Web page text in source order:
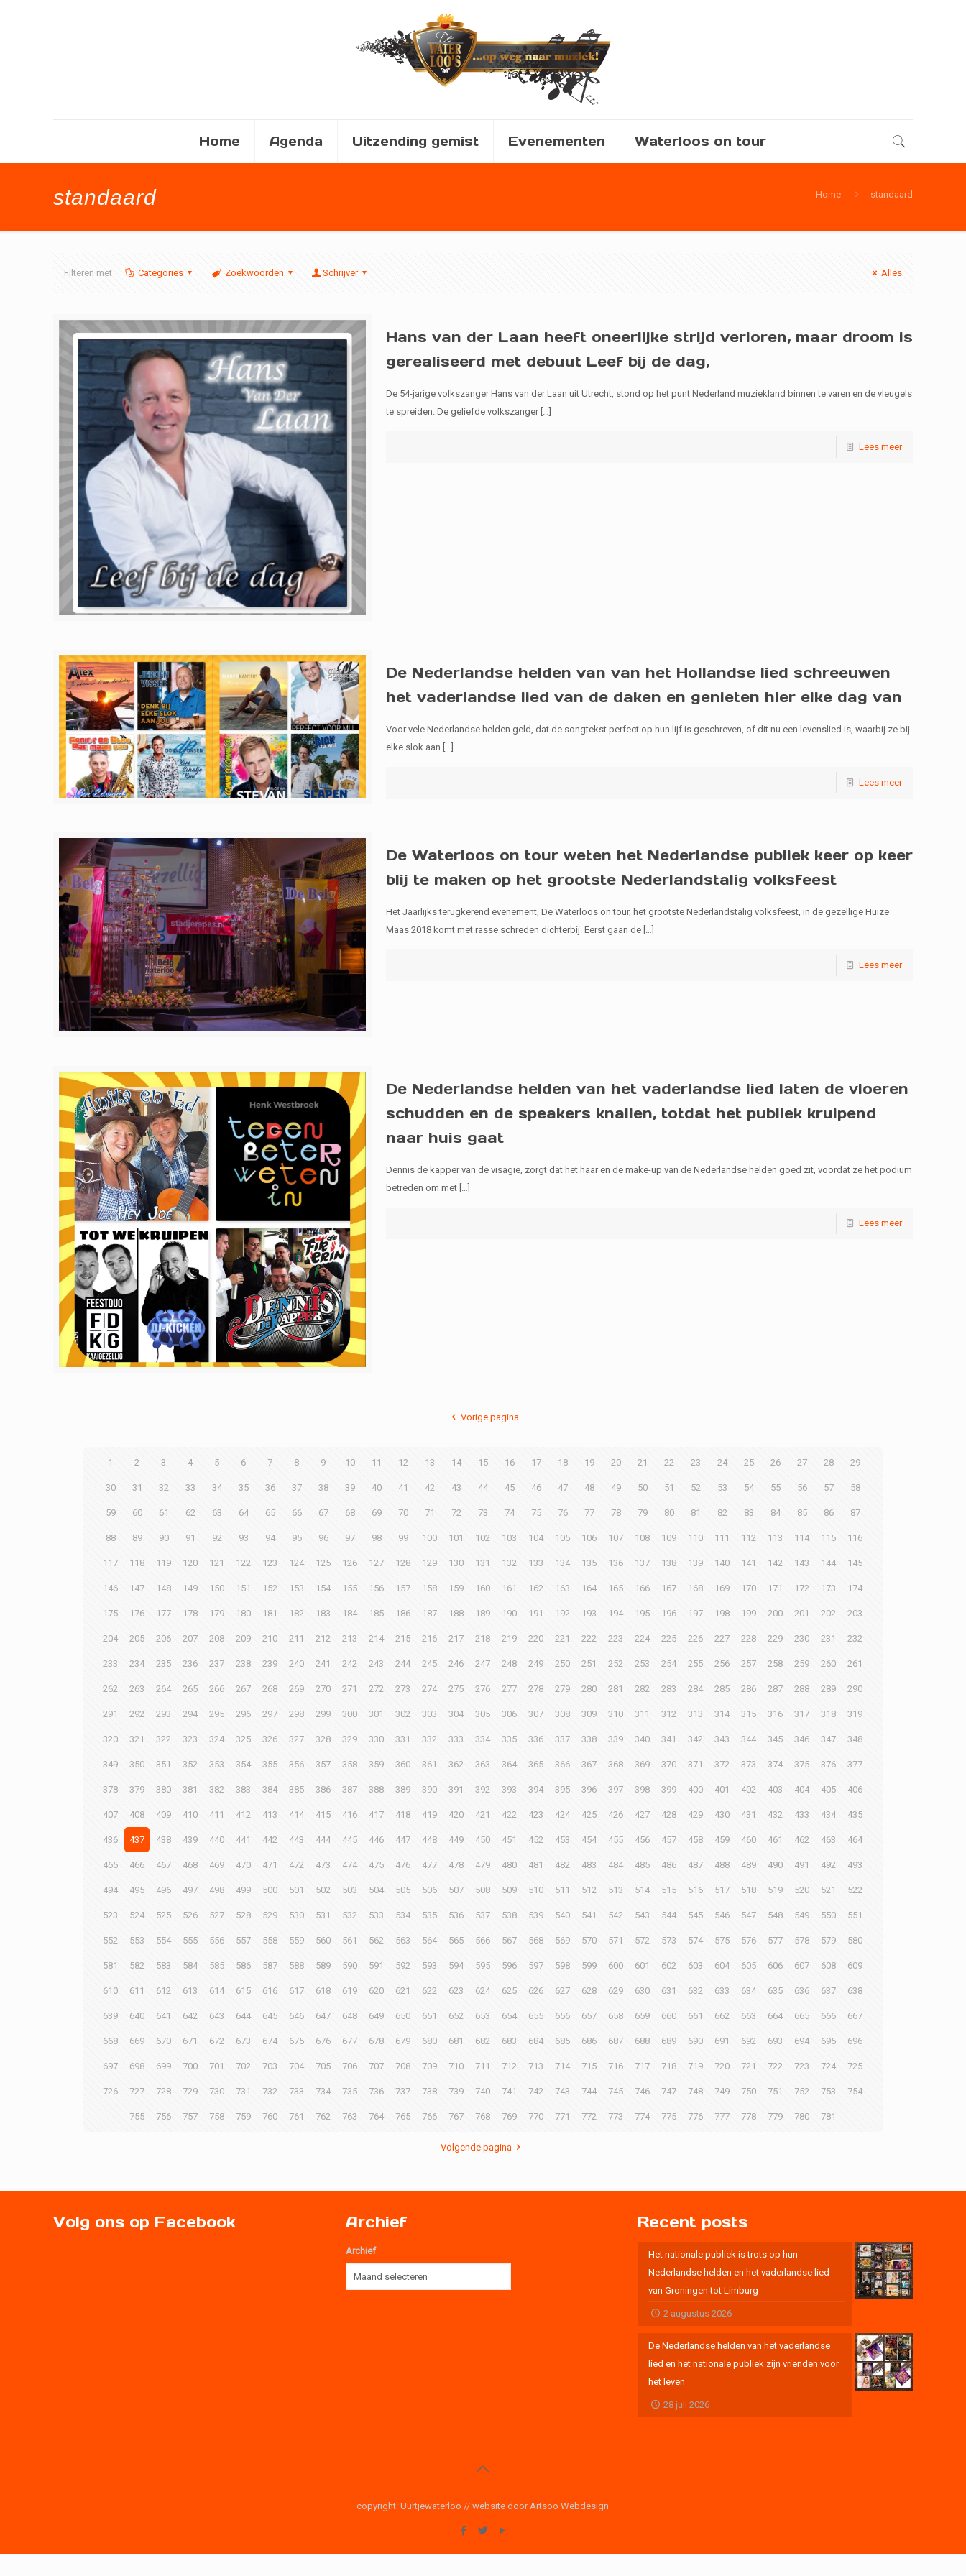
Home Agenda Uitzending gemist Evenementen Waterloos on tour
standaard Home standaard
Filteren met Categories Zoekwoorden Schrijver Alles
Hans van der Laan heeft oneerlijke strijd verloren, maar droom is
gerealiseerd met debuut Leef bij de dag,
De 54-jarige volkszanger Hans van der Laan uit Utrecht, stond op het punt Nederland muziekland binnen te varen en de vleugels
te spreiden. De geliefde volkszanger[…]
Lees meer
De Nederlandse helden van van het Hollandse lied schreeuwen
het vaderlandse lied van de daken en genieten hier elke dag van
Voor vele Nederlandse helden geld, dat de songtekst perfect op hun lijf is geschreven, of dit nu een levenslied is, waarbij ze bij
elke slok aan […]
Lees meer
De Waterloos on tour weten het Nederlandse publiek keer op keer
blij te maken op het grootste Nederlandstalig volksfeest
Het Jaarlijks terugkerend evenement, De Waterloos on tour, het grootste Nederlandstalig volksfeest, in de gezellige Huize
Maas 2018 komt met rasse schreden dichterbij. Eerst gaan de[…]
Lees meer
De Nederlandse helden van het vaderlandse lied laten de vloeren
schudden en de speakers knallen, totdat het publiek kruipend
naar huis gaat
Dennis de kapper van de visagie, zorgt dat het haar en de make-up van de Nederlandse helden goed zit, voordat ze het podium
betreden om met[…]
Lees meer
Vorige pagina
1 2 3 4 5 6 7 8 9 10 11 12 13 14 15 16 17 18 19 20 21 22 23 24 25 26 27 28 29
30 31 32 33 34 35 36 37 38 39 40 41 42 43 44 45 46 47 48 49 50 51 52 53 54 55 56 57 58
59 60 61 62 63 64 65 66 67 68 69 70 71 72 73 74 75 76 77 78 79 80 81 82 83 84 85 86 87
88 89 90 91 92 93 94 95 96 97 98 99 100 101 102 103 104 105 106 107 108 109 110 111 112 113 114 115 116
117 118 119 120 121 122 123 124 125 126 127 128 129 130 131 132 133 134 135 136 137 138 139 140 141 142 143 144 145
146 147 148 149 150 151 152 153 154 155 156 157 158 159 160 161 162 163 164 165 166 167 168 169 170 171 172 173 174
175 176 177 178 179 180 181 182 183 184 185 186 187 188 189 190 191 192 193 194 195 196 197 198 199 200 201 202 203
204 205 206 207 208 209 210 211 212 213 214 215 216 217 218 219 220 221 222 223 224 225 226 227 228 229 230 231 232
233 234 235 236 237 238 239 240 241 242 243 244 245 246 247 248 249 250 251 252 253 254 255 256 257 258 259 260 261
262 263 264 265 266 267 268 269 270 271 272 273 274 275 276 277 278 279 280 281 282 283 284 285 286 287 288 289 290
291 292 293 294 295 296 297 298 299 300 301 302 303 304 305 306 307 308 309 310 311 312 313 314 315 316 317 318 319
320 321 322 323 324 325 326 327 328 329 330 331 332 333 334 335 336 337 338 339 340 341 342 343 344 345 346 347 348
349 350 351 352 353 354 355 356 357 358 359 360 361 362 363 364 365 366 367 368 369 370 371 372 373 374 375 376 377
378 379 380 381 382 383 384 385 386 387 388 389 390 391 392 393 394 395 396 397 398 399 400 401 402 403 404 405 406
407 408 409 410 411 412 413 414 415 416 417 418 419 420 421 422 423 424 425 426 427 428 429 430 431 432 433 434 435
436 437 438 439 440 441 442 443 444 445 446 447 448 449 450 451 452 453 454 455 456 457 458 459 460 461 462 463 464
465 466 467 468 469 470 471 472 473 474 475 476 477 478 479 480 481 482 483 484 485 486 487 488 489 490 491 492 493
494 495 496 497 498 499 500 501 502 503 504 505 506 507 508 509 510 511 512 513 514 515 516 517 518 519 520 521 522
523 524 525 526 527 528 529 530 531 532 533 534 535 536 537 538 539 540 541 542 543 544 545 546 547 548 549 550 551
552 553 554 555 556 557 558 559 560 561 562 563 564 565 566 567 568 569 570 571 572 573 574 575 576 577 578 579 580
581 582 583 584 585 586 587 588 589 590 591 592 593 594 595 596 597 598 599 600 601 602 603 604 605 606 607 608 609
610 611 612 613 614 615 616 617 618 619 620 621 622 623 624 625 626 627 628 629 630 631 632 633 634 635 636 637 638
639 640 641 642 643 644 645 646 647 648 649 650 651 652 653 654 655 656 657 658 659 660 661 662 663 664 665 666 667
668 669 670 671 672 673 674 675 676 677 678 679 680 681 682 683 684 685 686 687 688 689 690 691 692 693 694 695 696
697 698 699 700 701 702 703 704 705 706 707 708 709 710 711 712 713 714 715 716 717 718 719 720 721 722 723 724 725
726 727 728 729 730 731 732 733 734 735 736 737 738 739 740 741 742 743 744 745 746 747 748 749 750 751 752 753 754
755 756 757 758 759 760 761 762 763 764 765 766 767 768 769 770 771 772 773 774 775 776 777 778 779 780 781
Volgende pagina
Volg ons op Facebook Archief
Archief
Recent posts
Het nationale publiek is trots op hun
Nederlandse helden en het vaderlandse lied
van Groningen tot Limburg
2 augustus 2026
De Nederlandse helden van het vaderlandse
lied en het nationale publiek zijn vrienden voor
het leven
28 juli 2026
copyright: Uurtjewaterloo // website door Artsoo Webdesign